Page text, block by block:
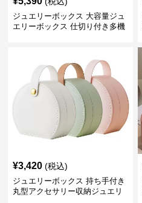
ジュエリーボックス 大容量ジュ
エリーボックス 仕切り付き多機
¥3,420 (税込)
ジュエリーボックス 持ち手付き
丸型アクセサリー収納ジュエリ